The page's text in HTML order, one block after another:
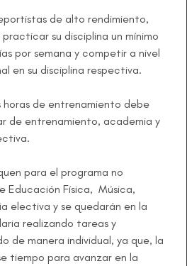
de alto rendimiento,
su disciplina un mínimo
por semana y competir a nivel
en su disciplina respectiva.
de entrenamiento debe
de entrenamiento, academia y
para el programa no
Educación Física, Música,
electiva y se quedarán en la
realizando tareas y
de manera individual, ya que, la
tiempo para avanzar en la